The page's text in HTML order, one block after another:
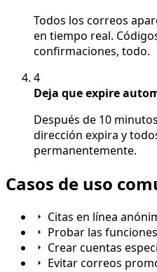
Todos los correos
en tiempo real.
confirmaciones, todo.
4
Deja que expire
Después de 10
dirección expira y
permanentemente.
Casos de uso
Citas en línea
Probar las
Crear cuentas
Evitar correos